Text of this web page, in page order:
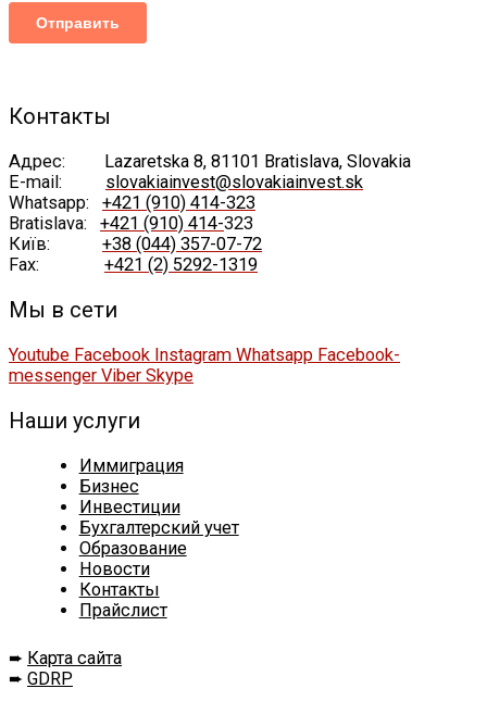
Контакты
Адрес:
Lazaretska 8, 81101 Bratislava, Slovakia
E-mail: slovakiainvest@slovakiainvest.sk
Whatsapp: +421 (910) 414-323
Bratislava: +421 (910) 414-323
Київ: +38 (044) 357-07-72
Fax: +421 (2) 5292-1319
Мы в сети
Youtube Facebook Instagram Whatsapp Facebook-
messenger Viber Skype
Наши услуги
Иммиграция
Бизнес
Инвестиции
Бухгалтерский учет
Образование
Новости
Контакты
Прайслист
➨ Карта сайта
➨ GDRP